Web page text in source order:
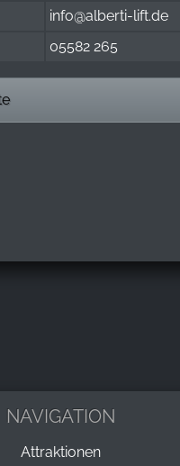
info@alberti-lift.de
05582 265
NAVIGATION
Attraktionen